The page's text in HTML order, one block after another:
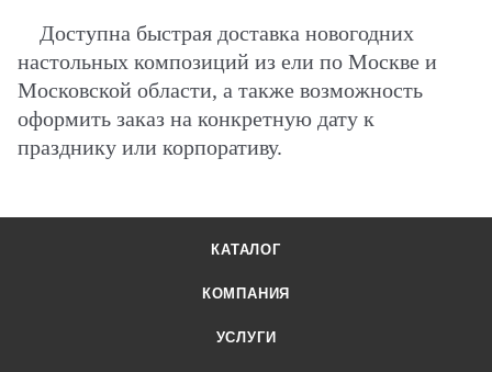
Доступна быстрая доставка новогодних
настольных композиций из ели по Москве и
Московской области, а также возможность
оформить заказ на конкретную дату к
празднику или корпоративу.
КАТАЛОГ
КОМПАНИЯ
УСЛУГИ